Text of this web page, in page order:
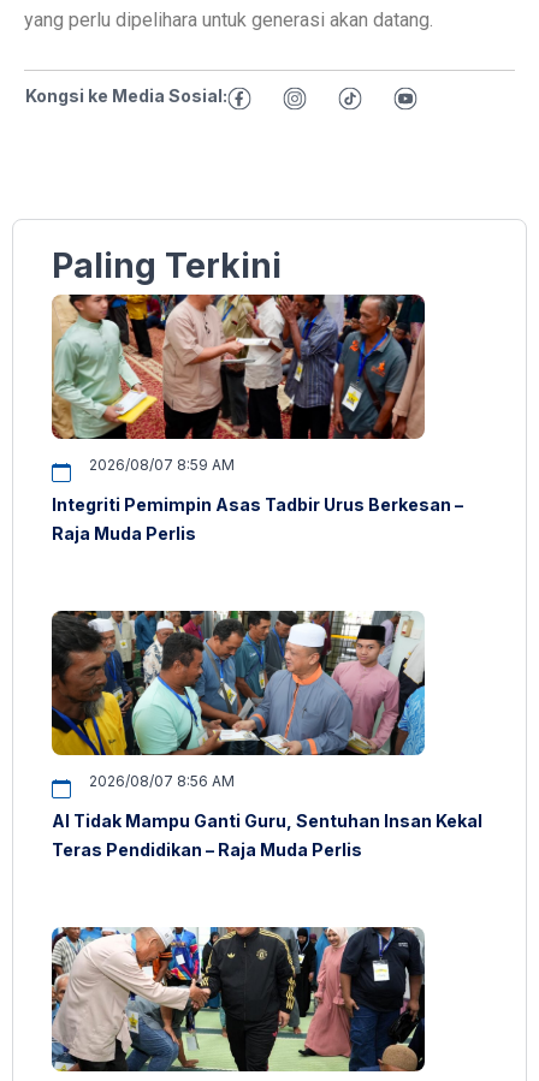
yang perlu dipelihara untuk generasi akan datang.
Kongsi ke Media Sosial:
Paling Terkini
2026/08/07 8:59 AM
Integriti Pemimpin Asas Tadbir Urus Berkesan –
Raja Muda Perlis
2026/08/07 8:56 AM
AI Tidak Mampu Ganti Guru, Sentuhan Insan Kekal
Teras Pendidikan – Raja Muda Perlis